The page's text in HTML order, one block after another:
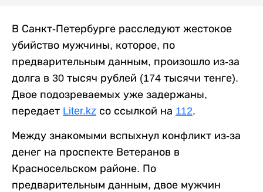
В Санкт-Петербурге расследуют жестокое
убийство мужчины, которое, по
предварительным данным, произошло из-за
долга в 30 тысяч рублей (174 тысячи тенге).
Двое подозреваемых уже задержаны,
передает Liter.kz со ссылкой на 112.
Между знакомыми вспыхнул конфликт из-за
денег на проспекте Ветеранов в
Красносельском районе. По
предварительным данным, двое мужчин